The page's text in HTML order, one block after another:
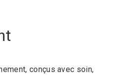
conçus avec soin,